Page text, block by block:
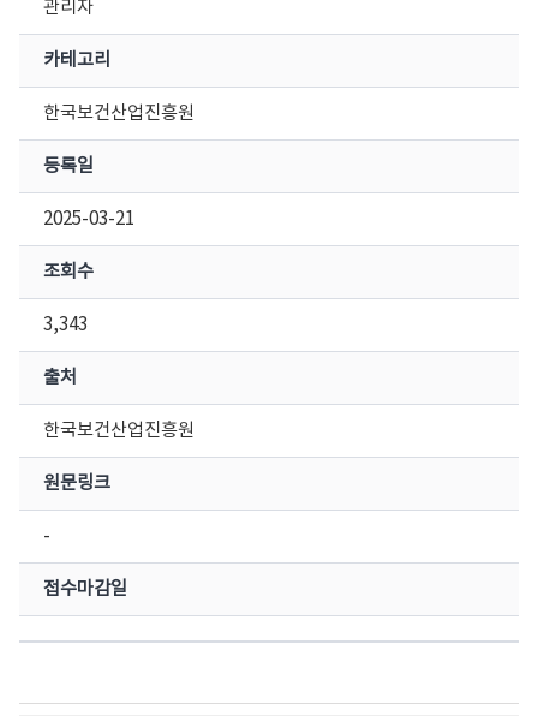
관리자
카테고리
한국보건산업진흥원
등록일
2025-03-21
조회수
3,343
출처
한국보건산업진흥원
원문링크
-
접수마감일